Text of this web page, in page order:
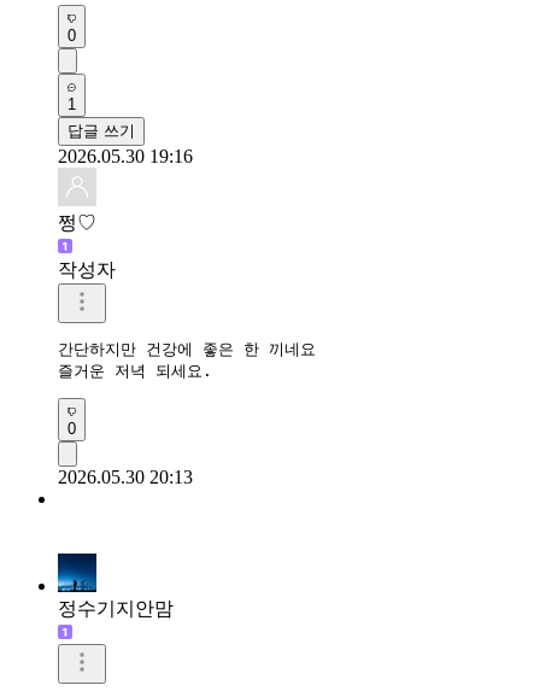
0
1
답글 쓰기
2026.05.30 19:16
쩡♡
작성자
간단하지만 건강에 좋은 한 끼네요
즐거운 저녁 되세요.
0
2026.05.30 20:13
정수기지안맘